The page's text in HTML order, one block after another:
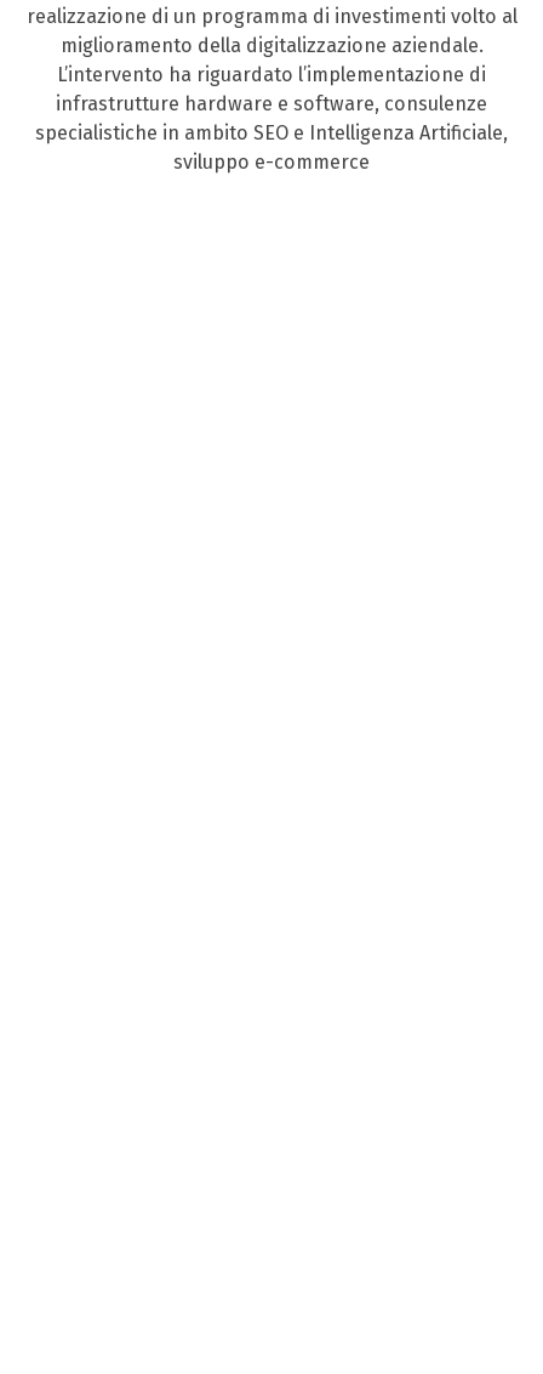
realizzazione di un programma di investimenti volto al
miglioramento della digitalizzazione aziendale.
L’intervento ha riguardato l’implementazione di
infrastrutture hardware e software, consulenze
specialistiche in ambito SEO e Intelligenza Artificiale,
sviluppo e-commerce